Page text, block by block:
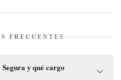
FRECUENTES
y qué cargo